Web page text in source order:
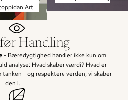
Art
Handling
- Bæredygtighed handler ikke kun om
analyse: Hvad skaber værdi? Hvad er
- og respektere verden, vi skaber
den i.